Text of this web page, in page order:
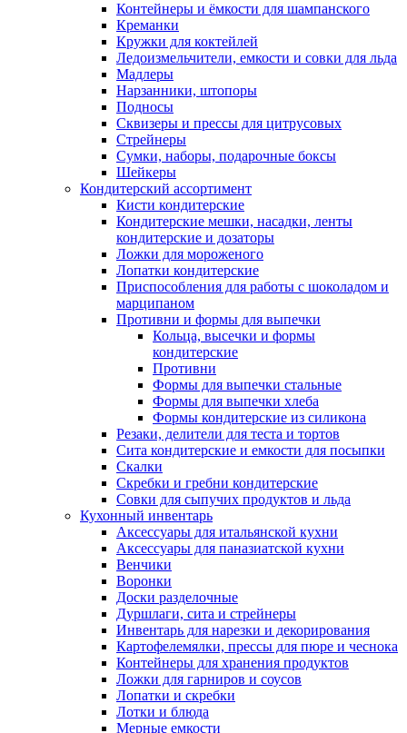
Контейнеры и ёмкости для шампанского
Креманки
Кружки для коктейлей
Ледоизмельчители, емкости и совки для льда
Мадлеры
Нарзанники, штопоры
Подносы
Сквизеры и прессы для цитрусовых
Стрейнеры
Сумки, наборы, подарочные боксы
Шейкеры
Кондитерский ассортимент
Кисти кондитерские
Кондитерские мешки, насадки, ленты
кондитерские и дозаторы
Ложки для мороженого
Лопатки кондитерские
Приспособления для работы с шоколадом и
марципаном
Противни и формы для выпечки
Кольца, высечки и формы
кондитерские
Противни
Формы для выпечки стальные
Формы для выпечки хлеба
Формы кондитерские из силикона
Резаки, делители для теста и тортов
Сита кондитерские и емкости для посыпки
Скалки
Скребки и гребни кондитерские
Совки для сыпучих продуктов и льда
Кухонный инвентарь
Аксессуары для итальянской кухни
Аксессуары для паназиатской кухни
Венчики
Воронки
Доски разделочные
Дуршлаги, сита и стрейнеры
Инвентарь для нарезки и декорирования
Картофелемялки, прессы для пюре и чеснока
Контейнеры для хранения продуктов
Ложки для гарниров и соусов
Лопатки и скребки
Лотки и блюда
Мерные емкости